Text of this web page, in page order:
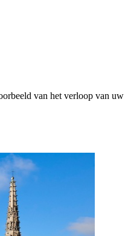
van het verloop van